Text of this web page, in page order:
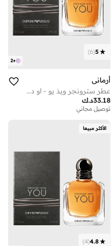
+
2
5
(
6
)
أرماني
عطر سترونجر ويذ يو - او دو تواليت 50 مل
د.ك33.18
توصيل مجاني
الأكثر مبيعا
4.8
(
4
)